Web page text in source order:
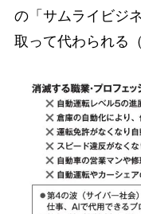
の「サムライビジ
取って代わられる